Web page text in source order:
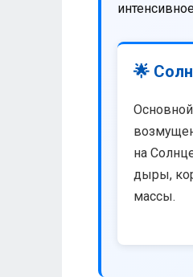
🌟
на
дыры,
массы.